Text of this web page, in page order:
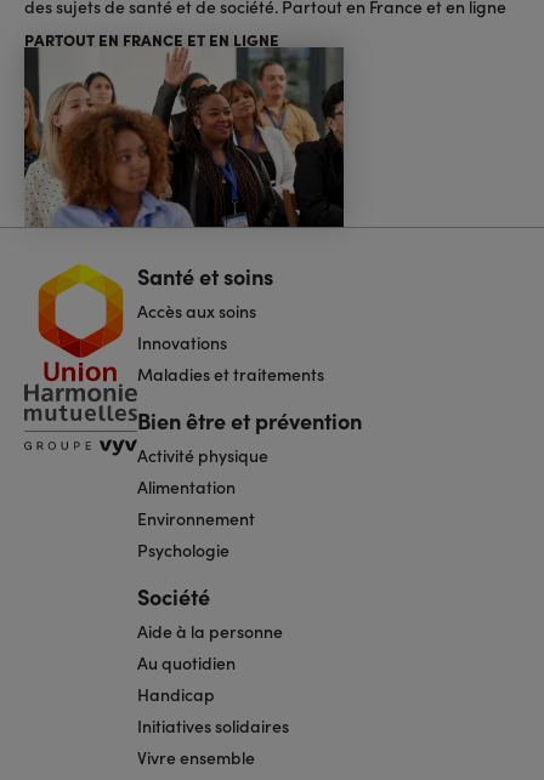
des sujets de santé et de société. Partout en France et en ligne
PARTOUT EN FRANCE ET EN LIGNE
Navigation
de
page
Santé et soins
Accès aux soins
Innovations
Maladies et traitements
Bien être et prévention
Activité physique
Alimentation
Environnement
Psychologie
Société
Aide à la personne
Au quotidien
Handicap
Initiatives solidaires
Vivre ensemble